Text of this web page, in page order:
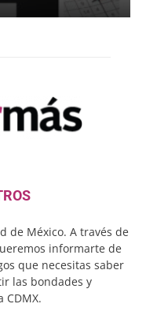
de México. A través de
informarte de
que necesitas saber
las bondades y
CDMX.